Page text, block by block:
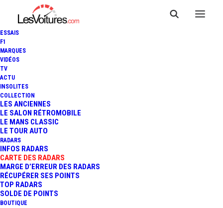
ESSAIS
F1
MARQUES
VIDÉOS
TV
ACTU
INSOLITES
COLLECTION
LES ANCIENNES
LE SALON RÉTROMOBILE
LE MANS CLASSIC
LE TOUR AUTO
RADARS
INFOS RADARS
CARTE DES RADARS
MARGE D’ERREUR DES RADARS
RÉCUPÉRER SES POINTS
TOP RADARS
SOLDE DE POINTS
BOUTIQUE
RD40